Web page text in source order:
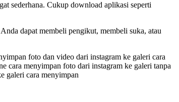
sederhana. Cukup download aplikasi seperti
dapat membeli pengikut, membeli suka, atau
foto dan video dari instagram ke galeri cara
cara menyimpan foto dari instagram ke galeri tanpa
galeri cara menyimpan